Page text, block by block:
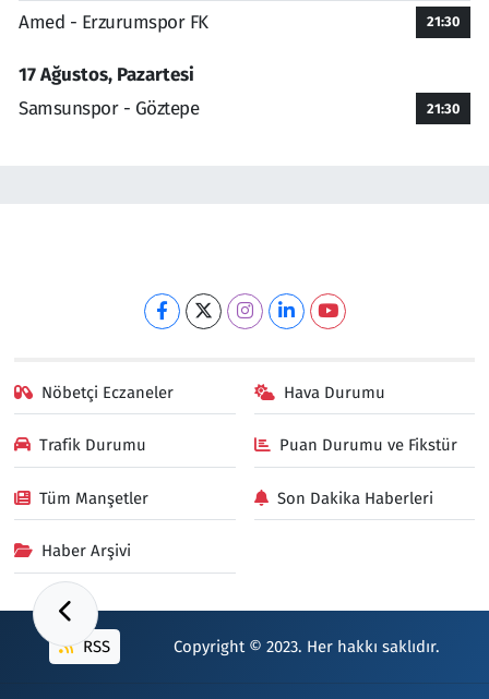
Amed - Erzurumspor FK 21:30
17 Ağustos, Pazartesi
Samsunspor - Göztepe
21:30
Nöbetçi Eczaneler Hava Durumu
Trafik Durumu Puan Durumu ve Fikstür
Tüm Manşetler Son Dakika Haberleri
Haber Arşivi
RSS Copyright © 2023. Her hakkı saklıdır.